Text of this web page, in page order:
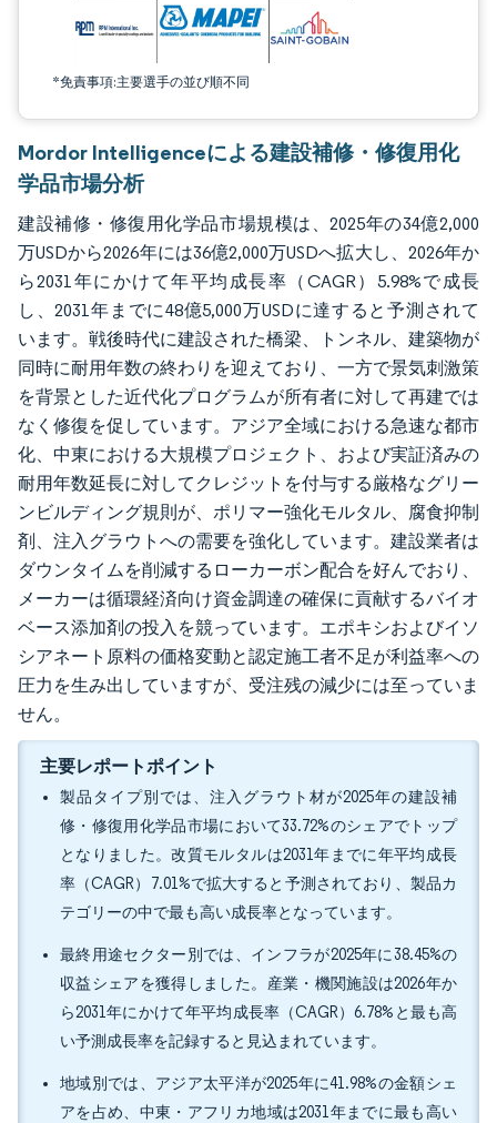
*免責事項:主要選手の並び順不同
Mordor Intelligenceによる建設補修・修復用化
学品市場分析
建設補修・修復用化学品市場規模は、2025年の34億2,000
万USDから2026年には36億2,000万USDへ拡大し、2026年か
ら2031年にかけて年平均成長率（CAGR）5.98%で成長
し、2031年までに48億5,000万USDに達すると予測されて
います。戦後時代に建設された橋梁、トンネル、建築物が
同時に耐用年数の終わりを迎えており、一方で景気刺激策
を背景とした近代化プログラムが所有者に対して再建では
なく修復を促しています。アジア全域における急速な都市
化、中東における大規模プロジェクト、および実証済みの
耐用年数延長に対してクレジットを付与する厳格なグリー
ンビルディング規則が、ポリマー強化モルタル、腐食抑制
剤、注入グラウトへの需要を強化しています。建設業者は
ダウンタイムを削減するローカーボン配合を好んでおり、
メーカーは循環経済向け資金調達の確保に貢献するバイオ
ベース添加剤の投入を競っています。エポキシおよびイソ
シアネート原料の価格変動と認定施工者不足が利益率への
圧力を生み出していますが、受注残の減少には至っていま
せん。
主要レポートポイント
製品タイプ別では、注入グラウト材が2025年の建設補
修・修復用化学品市場において33.72%のシェアでトップ
となりました。改質モルタルは2031年までに年平均成長
率（CAGR）7.01%で拡大すると予測されており、製品カ
テゴリーの中で最も高い成長率となっています。
最終用途セクター別では、インフラが2025年に38.45%の
収益シェアを獲得しました。産業・機関施設は2026年か
ら2031年にかけて年平均成長率（CAGR）6.78%と最も高
い予測成長率を記録すると見込まれています。
地域別では、アジア太平洋が2025年に41.98%の金額シェ
アを占め、中東・アフリカ地域は2031年までに最も高い